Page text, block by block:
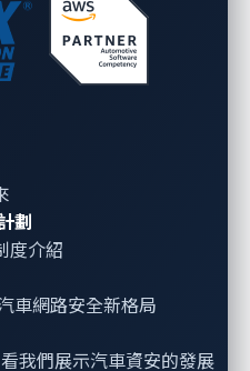
劃
度介紹
車網路安全新格局
我們展示汽車資安的發展
度資安情報洞察，以協助
關於VicOne訊息請參考：
安解決方案領導品牌，
義車輛（SDV）、電
，以及新興的